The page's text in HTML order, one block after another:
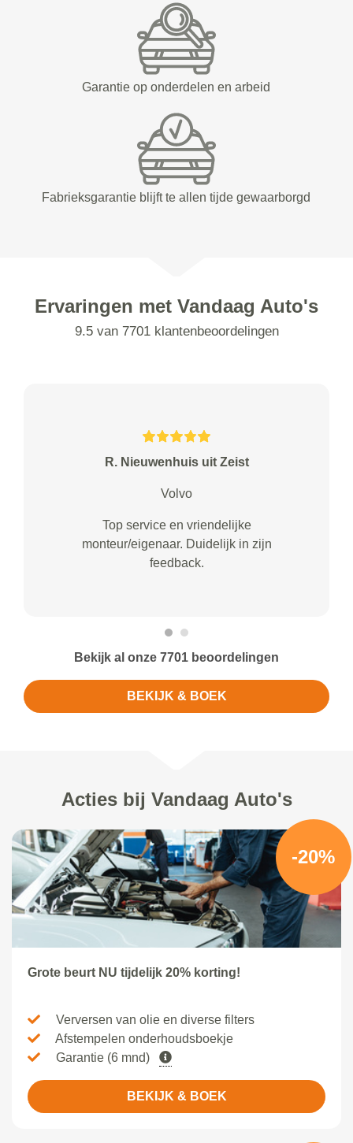
Garantie op onderdelen en arbeid
Fabrieksgarantie blijft te allen tijde gewaarborgd
Ervaringen met Vandaag Auto's
9.5 van 7701 klantenbeoordelingen
R. Nieuwenhuis uit Zeist
Volvo
Top service en vriendelijke
monteur/eigenaar. Duidelijk in zijn
feedback.
Bekijk al onze 7701 beoordelingen
BEKIJK & BOEK
Acties bij Vandaag Auto's
-20%
Grote beurt NU tijdelijk 20% korting!
Verversen van olie en diverse filters
Afstempelen onderhoudsboekje
Garantie (6 mnd)
BEKIJK & BOEK